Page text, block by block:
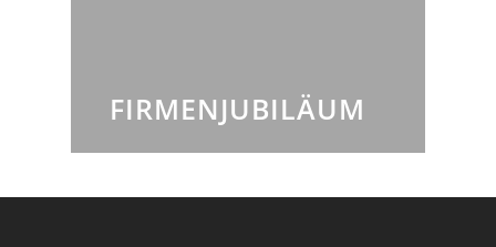
FIRMENJUBILÄUM